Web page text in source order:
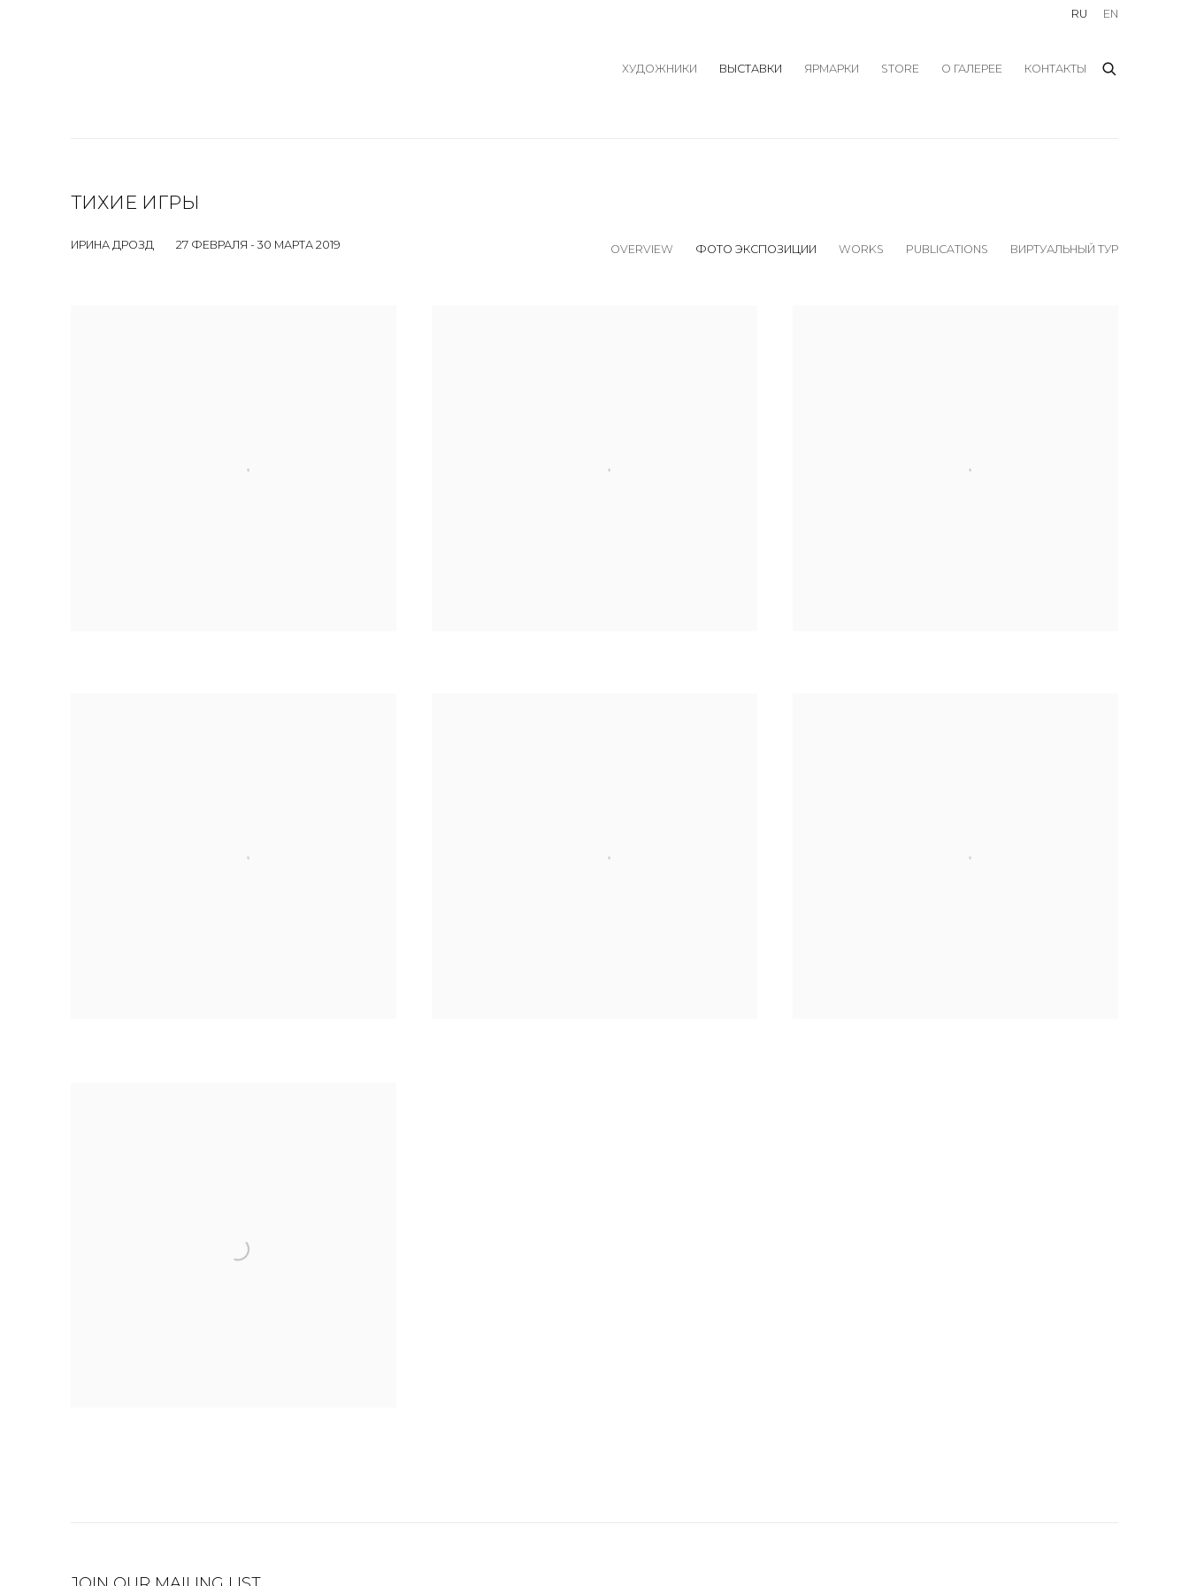
ХУДОЖНИКИ ВЫСТАВКИ ЯРМАРКИ STORE О ГАЛЕРЕЕ КОНТАКТЫ
RU EN
ТИХИЕ ИГРЫ
ИРИНА ДРОЗД 27 ФЕВРАЛЯ - 30 МАРТА 2019 OVERVIEW ФОТО ЭКСПОЗИЦИИ WORKS PUBLICATIONS ВИРТУАЛЬНЫЙ ТУР